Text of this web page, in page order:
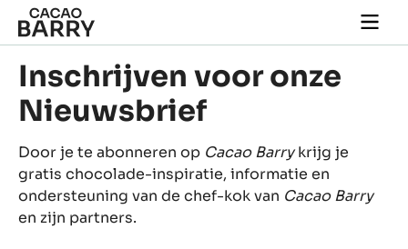
Skip to main content
main
Inschrijven voor onze
Nieuwsbrief
Door je te abonneren op Cacao Barrykrijg je
gratis chocolade-inspiratie, informatie en
ondersteuning van de chef-kok van Cacao Barry
en zijn partners.